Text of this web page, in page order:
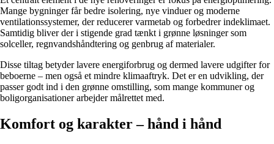
Mange bygninger får bedre isolering, nye vinduer og moderne
ventilationssystemer, der reducerer varmetab og forbedrer indeklimaet.
Samtidig bliver der i stigende grad tænkt i grønne løsninger som
solceller, regnvandshåndtering og genbrug af materialer.
Disse tiltag betyder lavere energiforbrug og dermed lavere udgifter for
beboerne – men også et mindre klimaaftryk. Det er en udvikling, der
passer godt ind i den grønne omstilling, som mange kommuner og
boligorganisationer arbejder målrettet med.
Komfort og karakter – hånd i hånd